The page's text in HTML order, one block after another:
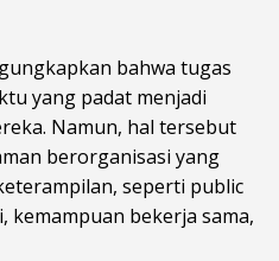
bahwa tugas
yang padat menjadi
Namun, hal tersebut
berorganisasi yang
seperti public
kemampuan bekerja sama,